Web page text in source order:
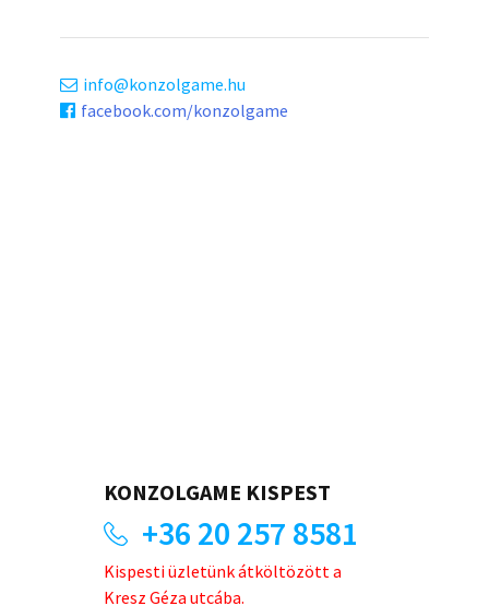
info
konzolgame.hu
facebook.com/konzolgame
KONZOLGAME KISPEST
+36 20 257 8581
Kispesti üzletünk átköltözött a
Kresz Géza utcába.